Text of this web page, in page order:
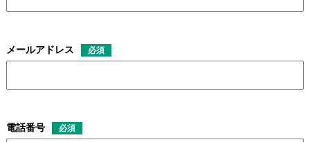
メールアドレス 必須
電話番号 必須